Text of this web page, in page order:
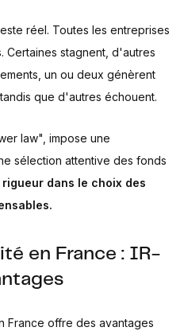
réel. Toutes les entreprises
Certaines stagnent, d'autres
un ou deux génèrent
que d'autres échouent.
law", impose une
sélection attentive des fonds
dans le choix des
en France : IR-
France offre des avantages